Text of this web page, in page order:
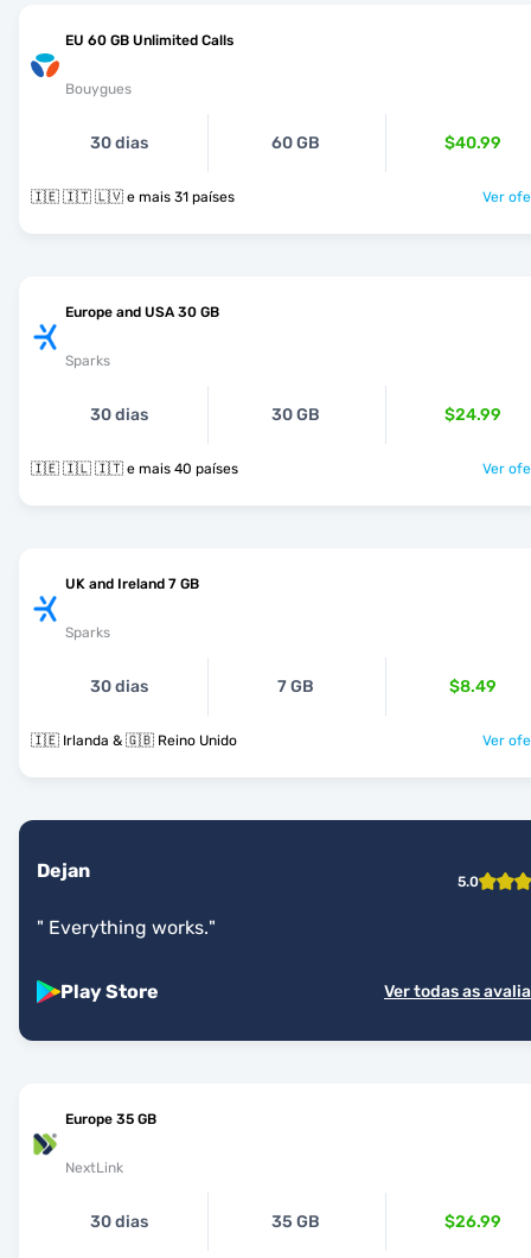
EU 60 GB Unlimited Calls
Bouygues
30 dias 60 GB $40.99
🇮🇪 🇮🇹 🇱🇻 e mais 31 países Ver
Europe and USA 30 GB
Sparks
30 dias 30 GB $24.99
🇮🇪 🇮🇱 🇮🇹 e mais 40 países Ver
UK and Ireland 7 GB
Sparks
30 dias 7 GB $8.49
🇮🇪 Irlanda & 🇬🇧 Reino Unido Ver
Dejan 5.0
" Everything works."
Play Store Ver todas as
Europe 35 GB
NextLink
30 dias 35 GB $26.99